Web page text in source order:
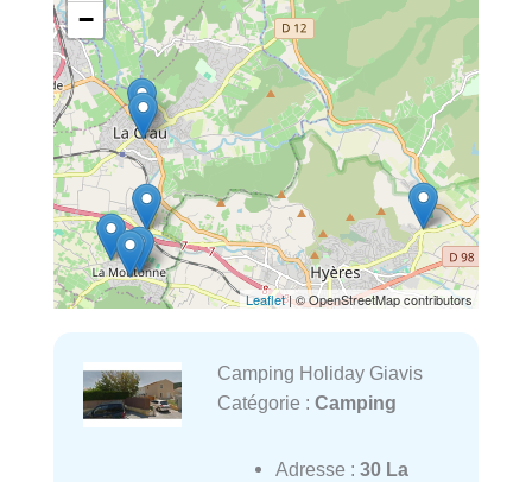
−
Leaflet| © OpenStreetMap contributors
Camping Holiday Giavis
Catégorie : Camping
Adresse : 30 La